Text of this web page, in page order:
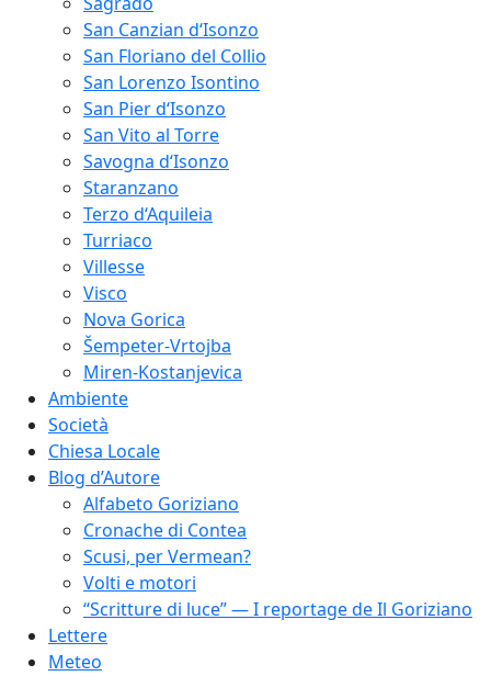
San Canzian d‘Isonzo
San Floriano del Collio
San Lorenzo Isontino
San Pier d‘Isonzo
San Vito al Torre
Savogna d‘Isonzo
Staranzano
Terzo d‘Aquileia
Turriaco
Villesse
Visco
Nova Gorica
Šempeter-Vrtojba
Miren-Kostanjevica
Ambiente
Società
Chiesa Locale
Blog d’Autore
Alfabeto Goriziano
Cronache di Contea
Scusi, per Vermean?
Volti e motori
“Scritture di luce” — I reportage de Il Goriziano
Lettere
Meteo